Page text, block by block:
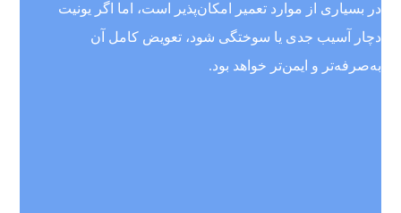
در بسیاری از موارد تعمیر امکان‌پذیر است، اما اگر یونیت
دچار آسیب جدی یا سوختگی شود، تعویض کامل آن
به‌صرفه‌تر و ایمن‌تر خواهد بود.